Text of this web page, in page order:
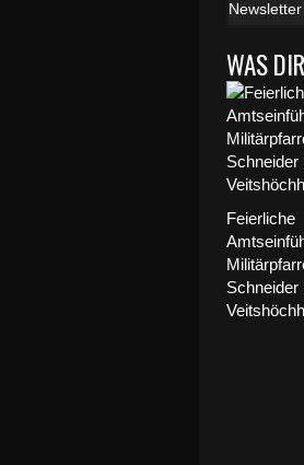
WAS
Feierliche
Schneider